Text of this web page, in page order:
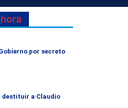
por secreto
a Claudio